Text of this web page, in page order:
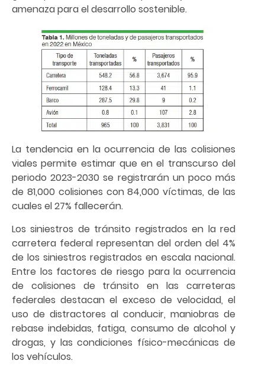
amenaza para el desarrollo sostenible.
La tendencia en la ocurrencia de las colisiones
viales permite estimar que en el transcurso del
periodo 2023-2030 se registrarán un poco más
de 81,000 colisiones con 84,000 víctimas, de las
cuales el 27% fallecerán.
Los siniestros de tránsito registrados en la red
carretera federal representan del orden del 4%
de los siniestros registrados en escala nacional.
Entre los factores de riesgo para la ocurrencia
de colisiones de tránsito en las carreteras
federales destacan el exceso de velocidad, el
uso de distractores al conducir, maniobras de
rebase indebidas, fatiga, consumo de alcohol y
drogas, y las condiciones físico-mecánicas de
los vehículos.